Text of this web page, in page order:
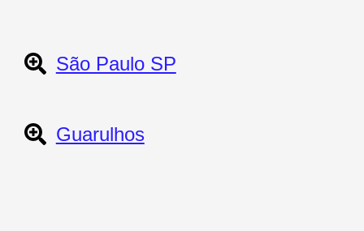
São Paulo SP
Guarulhos